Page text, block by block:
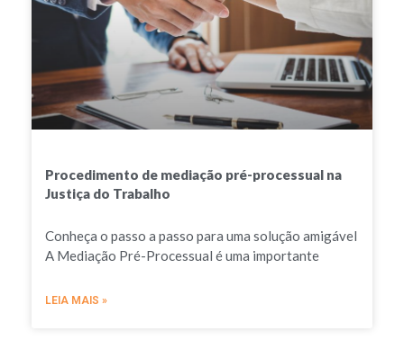
Procedimento de mediação pré-processual na
Justiça do Trabalho
Conheça o passo a passo para uma solução amigável
A Mediação Pré-Processual é uma importante
LEIA MAIS »